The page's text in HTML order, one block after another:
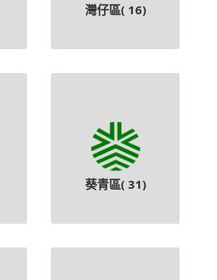
灣仔區( 16)
葵青區( 31)